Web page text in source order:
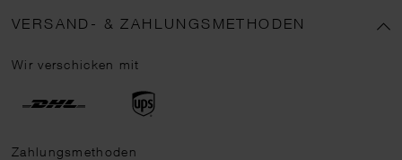
VERSAND- & ZAHLUNGSMETHODEN
Wir verschicken mit
Zahlungsmethoden